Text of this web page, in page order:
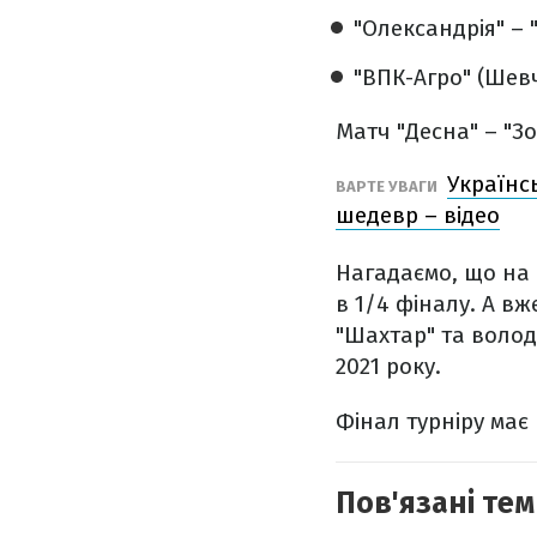
"Олександрія"
"ВПК-Агро"
Матч "Десна" –
ВАРТЕ УВАГИ
шедевр – відео
Нагадаємо, що на
в 1/4 фіналу. А
"Шахтар" та
2021 року.
Фінал турніру
Пов'язані